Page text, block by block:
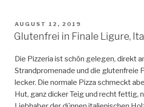
VERÖFFENTLICHT
AM
AUGUST 12, 2019
Glutenfrei in Finale Ligure,
Die Pizzeria ist schön gelegen, direkt
Strandpromenade und die glutenfreie
lecker. Die normale Pizza schmeckt
Hut, ganz dicker Teig und recht fettig,